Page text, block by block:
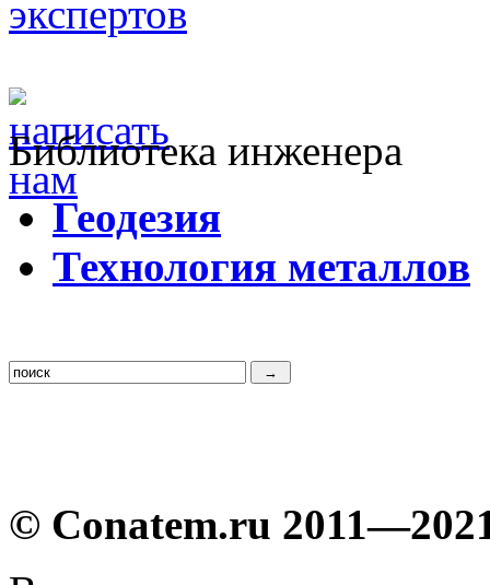
Библиотека инженера
Геодезия
Технология металлов
© Conatem.ru